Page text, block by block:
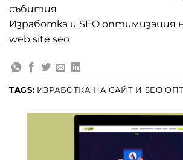
събития
Изработка и SEO oптимизация
web site seo
TAGS: ИЗРАБОТКА НА САЙТ И SEO